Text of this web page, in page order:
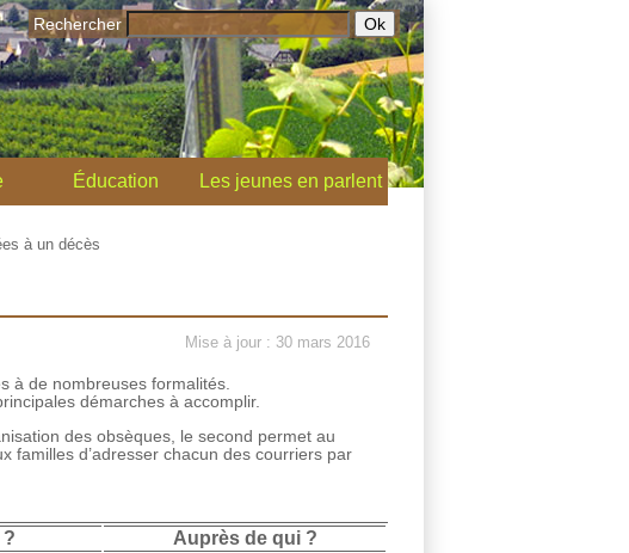
Rechercher
Éducation Les jeunes en parlent
à un décès
Mise à jour : 30 mars 2016
à de nombreuses formalités.
démarches à accomplir.
des obsèques, le second permet au
familles d’adresser chacun des courriers par
? Auprès de qui ?